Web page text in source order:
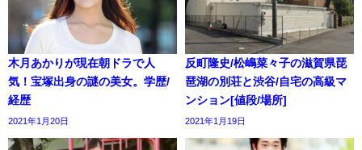
木月あかりが現在朝ドラで人
気！宝塚出身の謎の美女。学歴/
経歴
2021年1月20日
反町隆史/松嶋菜々子の滋賀県琵
琶湖の別荘と渋谷/自宅の高級マ
ンション[値段/場所]
2021年1月19日